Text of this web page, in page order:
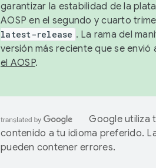
garantizar la estabilidad de la
AOSP en el segundo y cuarto
latest-release . La rama del
versión más reciente que se envió
el AOSP.
Google utiliza
contenido a tu idioma preferido.
pueden contener errores.